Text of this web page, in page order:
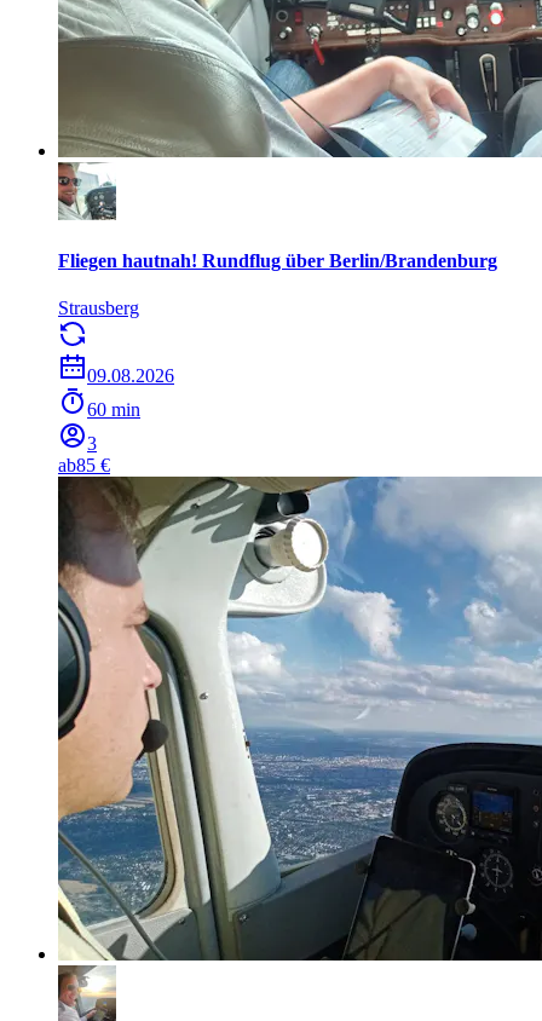
Fliegen hautnah! Rundflug über Berlin/Brandenburg
Strausberg
09.08.2026
60 min
3
ab85 €